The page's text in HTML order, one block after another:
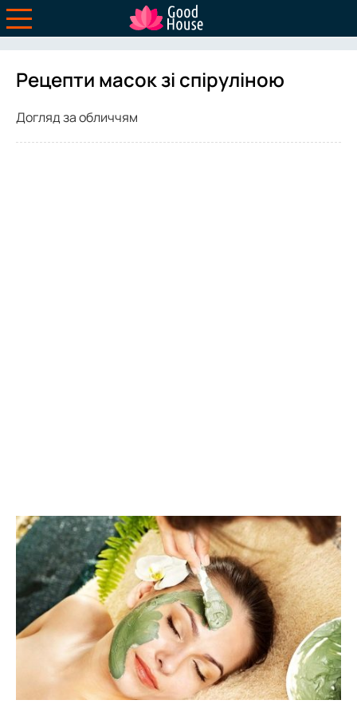
Рецепти масок зі спіруліною
Догляд за обличчям